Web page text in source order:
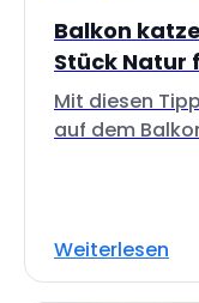
Balkon
Stück Natur
Mit diesen
auf dem
Weiterlesen